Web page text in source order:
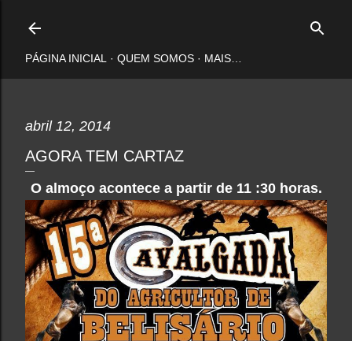
PÁGINA INICIAL QUEM SOMOS MAIS…
abril 12, 2014
AGORA TEM CARTAZ
O almoço acontece a partir de 11 :30 horas.